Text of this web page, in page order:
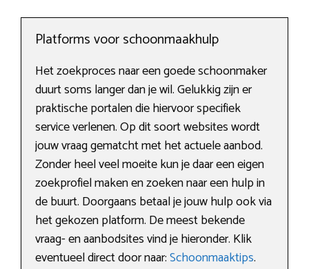
Platforms voor schoonmaakhulp
Het zoekproces naar een goede schoonmaker
duurt soms langer dan je wil. Gelukkig zijn er
praktische portalen die hiervoor specifiek
service verlenen. Op dit soort websites wordt
jouw vraag gematcht met het actuele aanbod.
Zonder heel veel moeite kun je daar een eigen
zoekprofiel maken en zoeken naar een hulp in
de buurt. Doorgaans betaal je jouw hulp ook via
het gekozen platform. De meest bekende
vraag- en aanbodsites vind je hieronder. Klik
eventueel direct door naar:Schoonmaaktips.